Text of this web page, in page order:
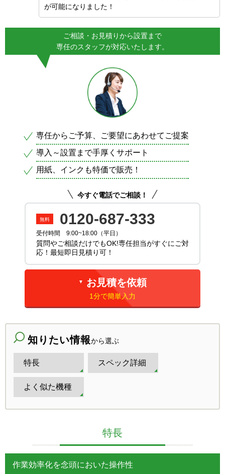
が可能になりました！
ご相談・お見積りから設置まで
専任のスタッフが対応いたします。
専任からご予算、ご要望にあわせてご提案
導入～設置まで手厚くサポート
用紙、インクも特価で販売！
今すぐ電話でご相談！
0120-687-333
受付時間 9:00~18:00（平日）
質問やご相談だけでもOK!専任担当がすぐにご対
応！最短即日見積り可！
▼ お見積を依頼
1分で簡単入力
知りたい情報から選ぶ
特長 スペック詳細
よく似た機種
特長
作業効率化を念頭においた操作性